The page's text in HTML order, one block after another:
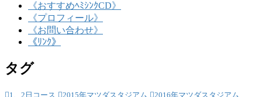
《おすすめﾍﾐｼﾝｸCD》
《プロフィール》
《お問い合わせ》
《ﾘﾝｸ》
タグ
1、2日コース 2015年マツダスタジアム
2016年マツダスタジアム